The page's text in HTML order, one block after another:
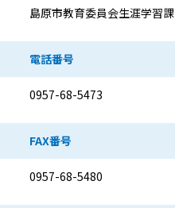
島原市教育委員会生涯学習課
電話番号
0957-68-5473
FAX番号
0957-68-5480